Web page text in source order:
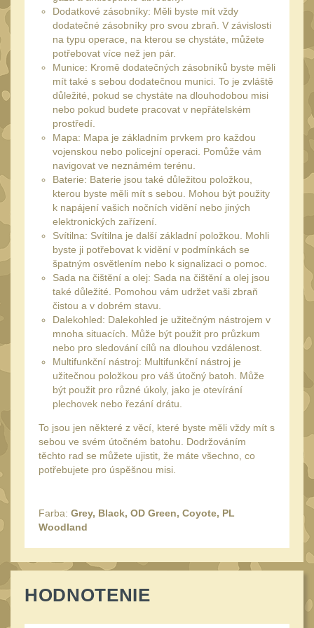
UTG
Accushot7
Accushot Tactical9
Accushot Precision 3
Hunter 6
BugBuster 4
Kolimátory16
Schmidt&Bender
Delta Optical 2
Sightmark19
Vector Optics5
ČIŠTĚNÍ A ÚDRŽBA(67)
Čištění 39
AR15 14
AK47
10
.243 .260 (6.5mm)7
.270 .280 (7mm)
12GA, 20GA14
.40 .41
1911
Dodatkové zásobníky: Měli byste mít vždy
dodatečné zásobníky pro svou zbraň. V závislosti
na typu operace, na kterou se chystáte, můžete
potřebovat více než jen pár.
Munice: Kromě dodatečných zásobníků byste měli
mít také s sebou dodatečnou munici. To je zvláště
důležité, pokud se chystáte na dlouhodobou misi
nebo pokud budete pracovat v nepřátelském
prostředí.
Mapa: Mapa je základním prvkem pro každou
vojenskou nebo policejní operaci. Pomůže vám
navigovat ve neznámém terénu.
Baterie: Baterie jsou také důležitou položkou,
kterou byste měli mít s sebou. Mohou být použity
k napájení vašich nočních vidění nebo jiných
elektronických zařízení.
Svítilna: Svítilna je další základní položkou. Mohli
byste ji potřebovat k vidění v podmínkách se
špatným osvětlením nebo k signalizaci o pomoc.
Sada na čištění a olej: Sada na čištění a olej jsou
také důležité. Pomohou vám udržet vaši zbraň
čistou a v dobrém stavu.
Dalekohled: Dalekohled je užitečným nástrojem v
mnoha situacích. Může být použit pro průzkum
nebo pro sledování cílů na dlouhou vzdálenost.
Multifunkční nástroj: Multifunkční nástroj je
užitečnou položkou pro váš útočný batoh. Může
být použit pro různé úkoly, jako je otevírání
plechovek nebo řezání drátu.
To jsou jen některé z věcí, které byste měli vždy mít s
sebou ve svém útočném batohu. Dodržováním
těchto rad se můžete ujistit, že máte všechno, co
potřebujete pro úspěšnou misi.
Farba: Grey, Black, OD Green, Coyote, PL
Woodland
HODNOTENIE